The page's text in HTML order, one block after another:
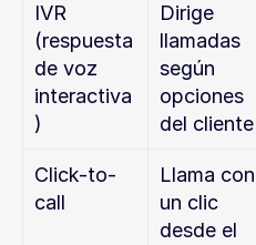
IVR
(respuesta
de voz
interactiva
)
Dirige
llamadas
según
opciones
del cliente
Click-to-
call
Llama con
un clic
desde el